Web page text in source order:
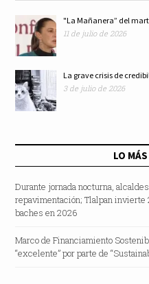
"La Mañanera” del
11 de julio de 2026
La grave crisis de
3 de julio de 2026
LO
Durante jornada nocturna,
repavimentación; Tlalpan invierte
baches en 2026
Marco de Financiamiento
“excelente” por parte de